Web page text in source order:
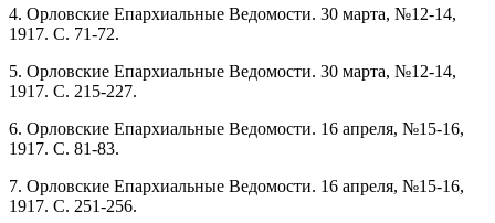
4. Орловские Епархиальные Ведомости. 30 марта, №12-14,
1917. С. 71-72.
5. Орловские Епархиальные Ведомости. 30 марта, №12-14,
1917. С. 215-227.
6. Орловские Епархиальные Ведомости. 16 апреля, №15-16,
1917. С. 81-83.
7. Орловские Епархиальные Ведомости. 16 апреля, №15-16,
1917. С. 251-256.